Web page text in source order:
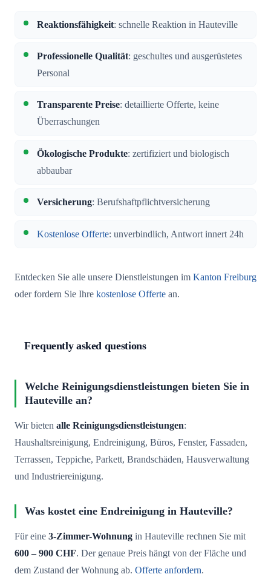
Reaktionsfähigkeit: schnelle Reaktion in Hauteville
Professionelle Qualität: geschultes und ausgerüstetes
Personal
Transparente Preise: detaillierte Offerte, keine
Überraschungen
Ökologische Produkte: zertifiziert und biologisch
abbaubar
Versicherung: Berufshaftpflichtversicherung
Kostenlose Offerte: unverbindlich, Antwort innert 24h
Entdecken Sie alle unsere Dienstleistungen im Kanton Freiburg
oder fordern Sie Ihre kostenlose Offerte an.
Frequently asked questions
Welche Reinigungsdienstleistungen bieten Sie in
Hauteville an?
Wir bieten alle Reinigungsdienstleistungen:
Haushaltsreinigung, Endreinigung, Büros, Fenster, Fassaden,
Terrassen, Teppiche, Parkett, Brandschäden, Hausverwaltung
und Industriereinigung.
Was kostet eine Endreinigung in Hauteville?
Für eine 3-Zimmer-Wohnung in Hauteville rechnen Sie mit
600 – 900 CHF. Der genaue Preis hängt von der Fläche und
dem Zustand der Wohnung ab. Offerte anfordern.